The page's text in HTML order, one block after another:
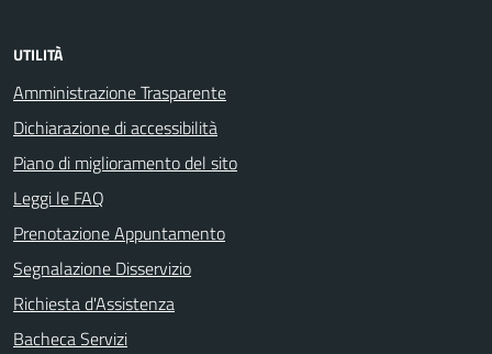
UTILITÀ
Amministrazione Trasparente
Dichiarazione di accessibilità
Piano di miglioramento del sito
Leggi le FAQ
Prenotazione Appuntamento
Segnalazione Disservizio
Richiesta d'Assistenza
Bacheca Servizi